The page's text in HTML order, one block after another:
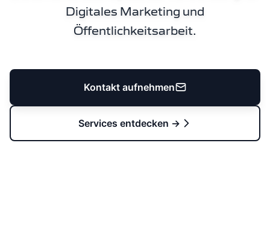
Digitales Marketing und
Öffentlichkeitsarbeit.
Kontakt aufnehmen
Services entdecken →